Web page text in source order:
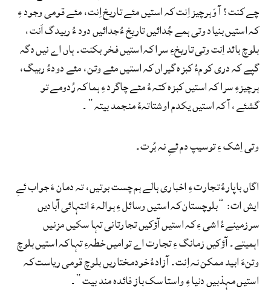
چے کنت؟ آ وَ ہرچیز اِنت کہ استیں مئے تاریخ اِنت، مئے قومی وجود ءِ
کہ استیں بنیاد وتی ہمے جُدائیں تاریخ ءُ جدائیں دود ءُ ربیدگ اَنت،
بلوچ بائد اِنت وتی تاریخءِ سرا کہ استیں فخر بکنت۔ ہاں اے نیں دگہ
گپے کہ دری کومءُ کبزہ گیراں کہ استیں مئے وتن، مئے دودءُ ربیگ،
ہرچیزءِ سرا کہ استیں کبزہ کتہ ءُ مئے چاگرد ءِ ہما کہ رُدومے تو
گشئے، آ کہ استیں یکدم اوشتاتہءُ منجمد بیتہ“۔
وتی اِشک ءِ توسیپ دم ئےِ نہ بُرت۔
اگاں باپارءُ تجارت ءِ اخباری ہالے ہم چست بوتیں، تہ دمان ءَ جواب ئےِ
ایش ات: ”بلوچستان کہ استیں وسائل ءِ ہوالہ ءَ انتہائی آبادیں
سرزمینےءُ اشی ءِ کہ استیں آؤکیں تجارتانی تہا سکیں مزنیں
اہمیتے۔ آؤکیں زمانگ ءِ تجارت اے توامیں خطہءِ تہا کہ استیں بلوچ
وتنءَ ابید ممکن نہ اِنت۔ آزادءُ خودمختاریں بلوچ قومی ریاست کہ
استیں مہذبیں دنیا ءِ واستا سک باز فائدہ مند بیت“۔